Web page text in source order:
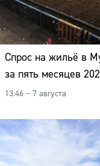
Спрос на жильё в
за пять месяцев
13:46 – 7 августа